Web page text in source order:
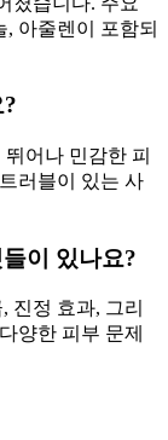
아줄렌이 포함되
어나 민감한 피
러블이 있는 사
이 있나요?
진정 효과, 그리
양한 피부 문제